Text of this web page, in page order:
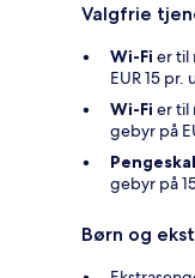
Valgfrie
Wi-Fi er til
EUR 15
Wi-Fi er til
gebyr på
gebyr på
Børn og